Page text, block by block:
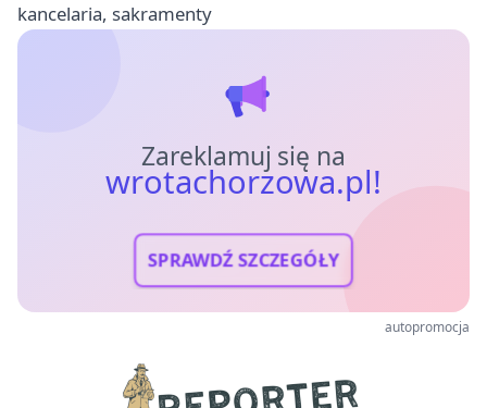
kancelaria, sakramenty
Zareklamuj się na
wrotachorzowa.pl!
SPRAWDŹ SZCZEGÓŁY
autopromocja